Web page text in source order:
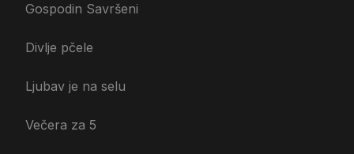
Gospodin Savršeni
Divlje pčele
Ljubav je na selu
Večera za 5